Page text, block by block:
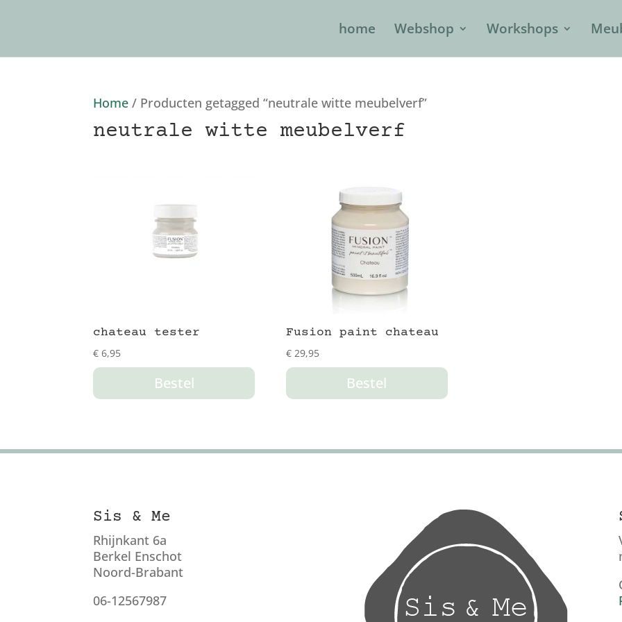
home Webshop Workshops
Home / Producten getagged “neutrale witte meubelverf”
neutrale witte meubelverf
chateau tester
€ 6,95
Bestel
Fusion paint chateau
€ 29,95
Bestel
Sis & Me
Rhijnkant 6a
Berkel Enschot
Noord-Brabant
06-12567987